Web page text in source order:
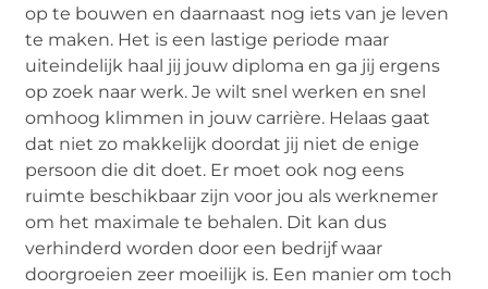
op te bouwen en daarnaast nog iets van je leven
te maken. Het is een lastige periode maar
uiteindelijk haal jij jouw diploma en ga jij ergens
op zoek naar werk. Je wilt snel werken en snel
omhoog klimmen in jouw carrière. Helaas gaat
dat niet zo makkelijk doordat jij niet de enige
persoon die dit doet. Er moet ook nog eens
ruimte beschikbaar zijn voor jou als werknemer
om het maximale te behalen. Dit kan dus
verhinderd worden door een bedrijf waar
doorgroeien zeer moeilijk is. Een manier om toch